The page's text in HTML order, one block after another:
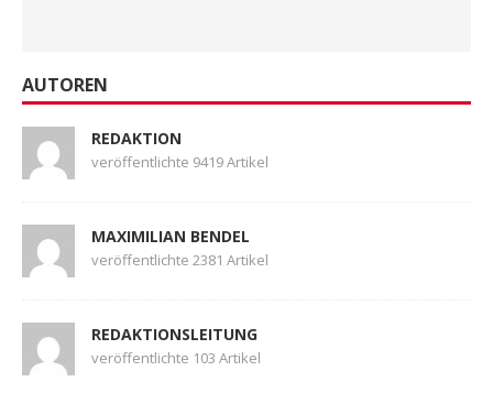
AUTOREN
REDAKTION
veröffentlichte 9419 Artikel
MAXIMILIAN BENDEL
veröffentlichte 2381 Artikel
REDAKTIONSLEITUNG
veröffentlichte 103 Artikel